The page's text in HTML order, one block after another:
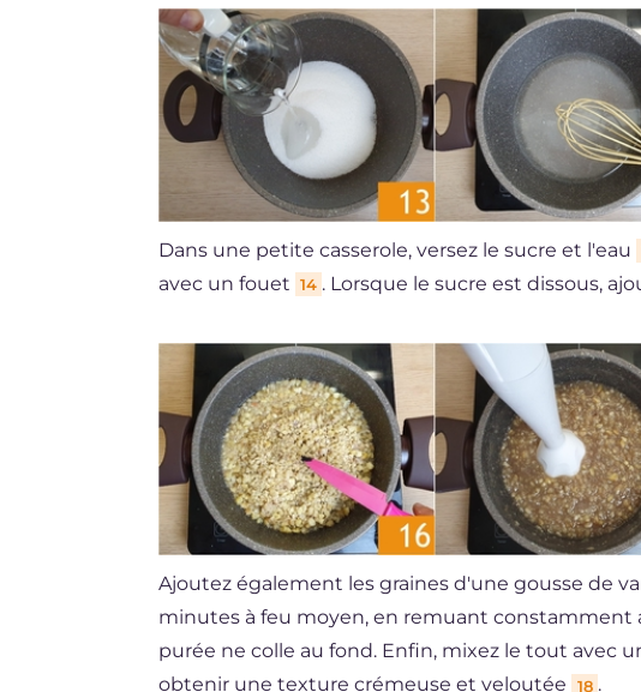
Dans une petite casserole, versez le sucre et l'eau
avec un fouet 14 . Lorsque le sucre est dissous,
Ajoutez également les graines d'une gousse de
minutes à feu moyen, en remuant constamment
purée ne colle au fond. Enfin, mixez le tout avec
obtenir une texture crémeuse et veloutée
18 .